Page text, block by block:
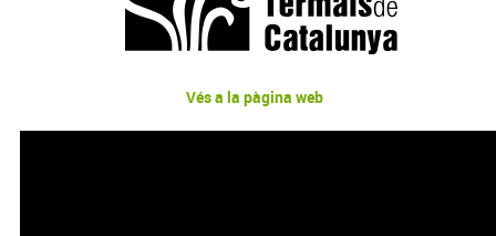
Vés a la pàgina web